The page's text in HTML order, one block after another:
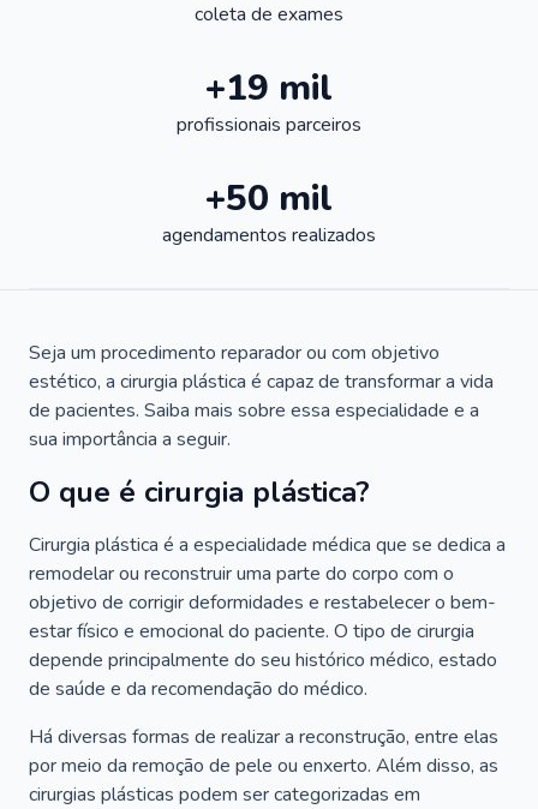
coleta de exames
+19 mil
profissionais parceiros
+50 mil
agendamentos realizados
Seja um procedimento reparador ou com objetivo
estético, a cirurgia plástica é capaz de transformar a vida
de pacientes. Saiba mais sobre essa especialidade e a
sua importância a seguir.
O que é cirurgia plástica?
Cirurgia plástica é a especialidade médica que se dedica a
remodelar ou reconstruir uma parte do corpo com o
objetivo de corrigir deformidades e restabelecer o bem-
estar físico e emocional do paciente. O tipo de cirurgia
depende principalmente do seu histórico médico, estado
de saúde e da recomendação do médico.
Há diversas formas de realizar a reconstrução, entre elas
por meio da remoção de pele ou enxerto. Além disso, as
cirurgias plásticas podem ser categorizadas em